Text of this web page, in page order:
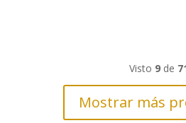
Visto 9de
Mostrar más